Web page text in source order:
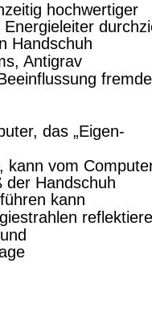
hoch­wertiger
Handschuh
Antigrav
das „Eigen­
kann vom
der Handschuh
kann